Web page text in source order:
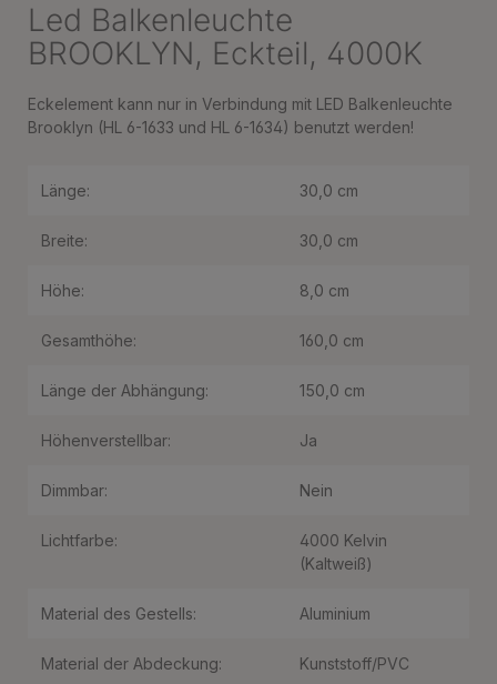
Led Balkenleuchte
BROOKLYN, Eckteil, 4000K
Eckelement kann nur in Verbindung mit LED Balkenleuchte
Brooklyn (HL 6-1633 und HL 6-1634) benutzt werden!
Länge: 30,0 cm
Breite: 30,0 cm
Höhe: 8,0 cm
Gesamthöhe: 160,0 cm
Länge der Abhängung: 150,0 cm
Höhenverstellbar: Ja
Dimmbar: Nein
Lichtfarbe:
4000 Kelvin
(Kaltweiß)
Material des Gestells: Aluminium
Material der Abdeckung: Kunststoff/PVC